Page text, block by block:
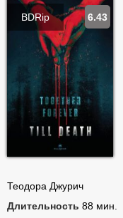
BDRip
Теодора Джурич
Длительность 88 мин.
6.43